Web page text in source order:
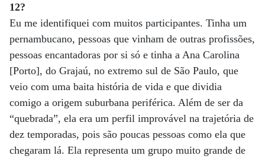
12?
Eu me identifiquei com muitos participantes. Tinha um
pernambucano, pessoas que vinham de outras profissões,
pessoas encantadoras por si só e tinha a Ana Carolina
[Porto], do Grajaú, no extremo sul de São Paulo, que
veio com uma baita história de vida e que dividia
comigo a origem suburbana periférica. Além de ser da
“quebrada”, ela era um perfil improvável na trajetória de
dez temporadas, pois são poucas pessoas como ela que
chegaram lá. Ela representa um grupo muito grande de